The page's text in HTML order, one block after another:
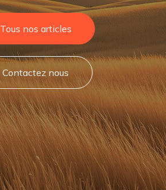
Tous nos articles
Contactez nous